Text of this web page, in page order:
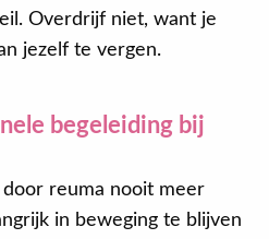
Overdrijf niet, want je
jezelf te vergen.
begeleiding bij
reuma nooit meer
in beweging te blijven